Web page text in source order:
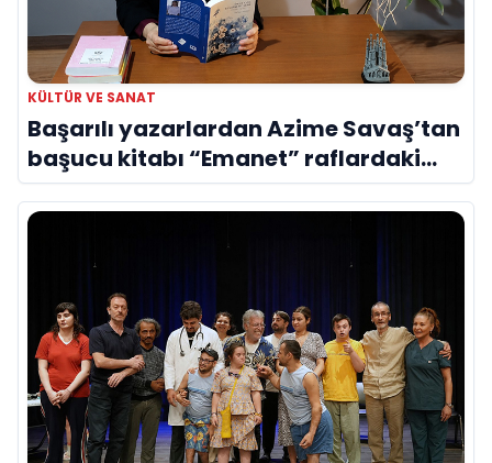
KÜLTÜR VE SANAT
Başarılı yazarlardan Azime Savaş’tan
başucu kitabı “Emanet” raflardaki
yerini aldı